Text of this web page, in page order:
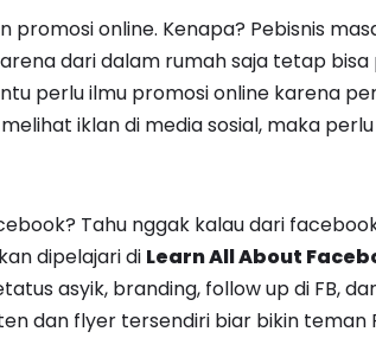
promosi online. Kenapa? Pebisnis
dari dalam rumah saja tetap
perlu ilmu promosi online karena
iklan di media sosial, maka
Tahu nggak kalau dari
dipelajari di Learn All About
asyik, branding, follow up di FB,
dan flyer tersendiri biar bikin teman